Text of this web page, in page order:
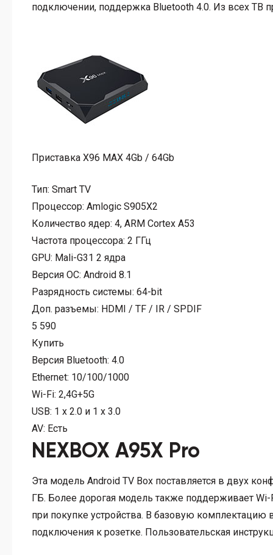
подключении, поддержка Bluetooth 4.0. Из всех ТВ
Приставка X96 MAX 4Gb / 64Gb
Тип: Smart TV
Процессор: Amlogic S905X2
Количество ядер: 4, ARM Cortex A53
Частота процессора: 2 ГГц
GPU: Mali-G31 2 ядра
Версия ОС: Android 8.1
Разрядность системы: 64-bit
Доп. разъемы: HDMI / TF / IR / SPDIF
5 590
Купить
Версия Bluetooth: 4.0
Ethernet: 10/100/1000
Wi-Fi: 2,4G+5G
USB: 1 x 2.0 и 1 x 3.0
AV: Есть
NEXBOX A95X Pro
Эта модель Android TV Box поставляется в двух
ГБ. Более дорогая модель также поддерживает
при покупке устройства. В базовую
подключения к розетке. Пользовательская